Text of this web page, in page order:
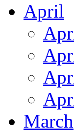
April
March